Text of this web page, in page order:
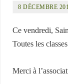
8 DÉCEMBRE
Ce vendredi,
Toutes les
Merci à